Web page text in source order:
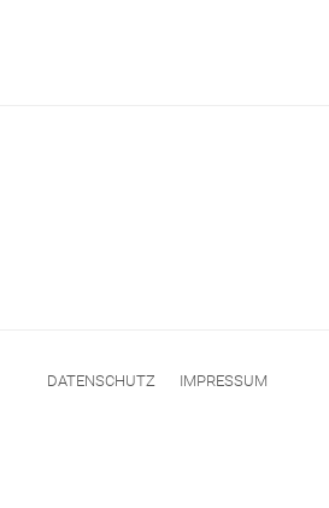
DATENSCHUTZ IMPRESSUM